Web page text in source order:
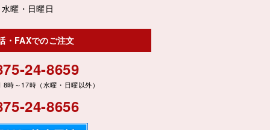
曜・日曜日
・FAXでのご注文
24-8659
24-8656